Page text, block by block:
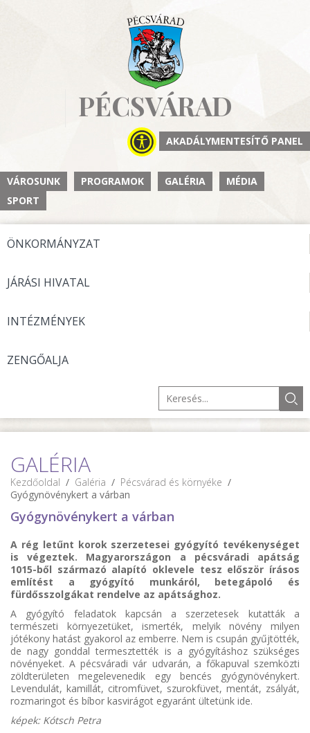
PÉCSVÁRAD
AKADÁLYMENTESÍTŐ PANEL
VÁROSUNK PROGRAMOK GALÉRIA
MÉDIA
SPORT
ÖNKORMÁNYZAT
JÁRÁSI HIVATAL
INTÉZMÉNYEK
ZENGŐALJA
GALÉRIA
Kezdőoldal / Galéria / Pécsvárad és környéke /
Gyógynövénykert a várban
Gyógynövénykert a várban
A rég letűnt korok szerzetesei gyógyító tevékenységet
is végeztek. Magyarországon a pécsváradi apátság
1015-ből származó alapító oklevele tesz először írásos
említést a gyógyító munkáról, betegápoló és
fürdősszolgákat rendelve az apátsághoz.
A gyógyító feladatok kapcsán a szerzetesek kutatták a
természeti környezetüket, ismerték, melyik növény milyen
jótékony hatást gyakorol az emberre. Nem is csupán gyűjtötték,
de nagy gonddal termesztették is a gyógyításhoz szükséges
növényeket. A pécsváradi vár udvarán, a főkapuval szemközti
zöldterületen megelevenedik egy bencés gyógynövénykert.
Levendulát, kamillát, citromfüvet, szurokfüvet, mentát, zsályát,
rozmaringot és bíbor kasvirágot egyaránt ültetünk ide.
képek: Kótsch Petra